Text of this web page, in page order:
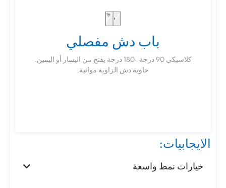
باب دش مفصلي
كلاسيكي 90 درجة -180 درجة يفتح من اليسار أو اليمين.
حاوية دش الزاوية مواتية.
باب دش مفصلي
كلاسيكي 90 درجة -180 درجة يفتح من اليسار أو اليمين.
حاوية دش الزاوية مواتية.
الايجابيات:
خيارات نمط واسعة